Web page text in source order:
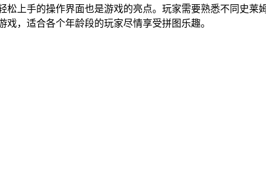
上手的操作界面也是游戏的亮点。玩家需要熟悉不同史莱
，适合各个年龄段的玩家尽情享受拼图乐趣。